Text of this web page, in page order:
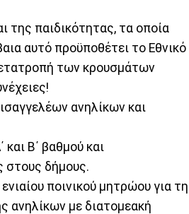
παιδικότητας, τα οποία
αυτό προϋποθέτει το Εθνικό
των κρουσμάτων
ανηλίκων και
Β΄ βαθμού και
στους δήμους.
ποινικού μητρώου για τη
ανηλίκων με διατομεακή